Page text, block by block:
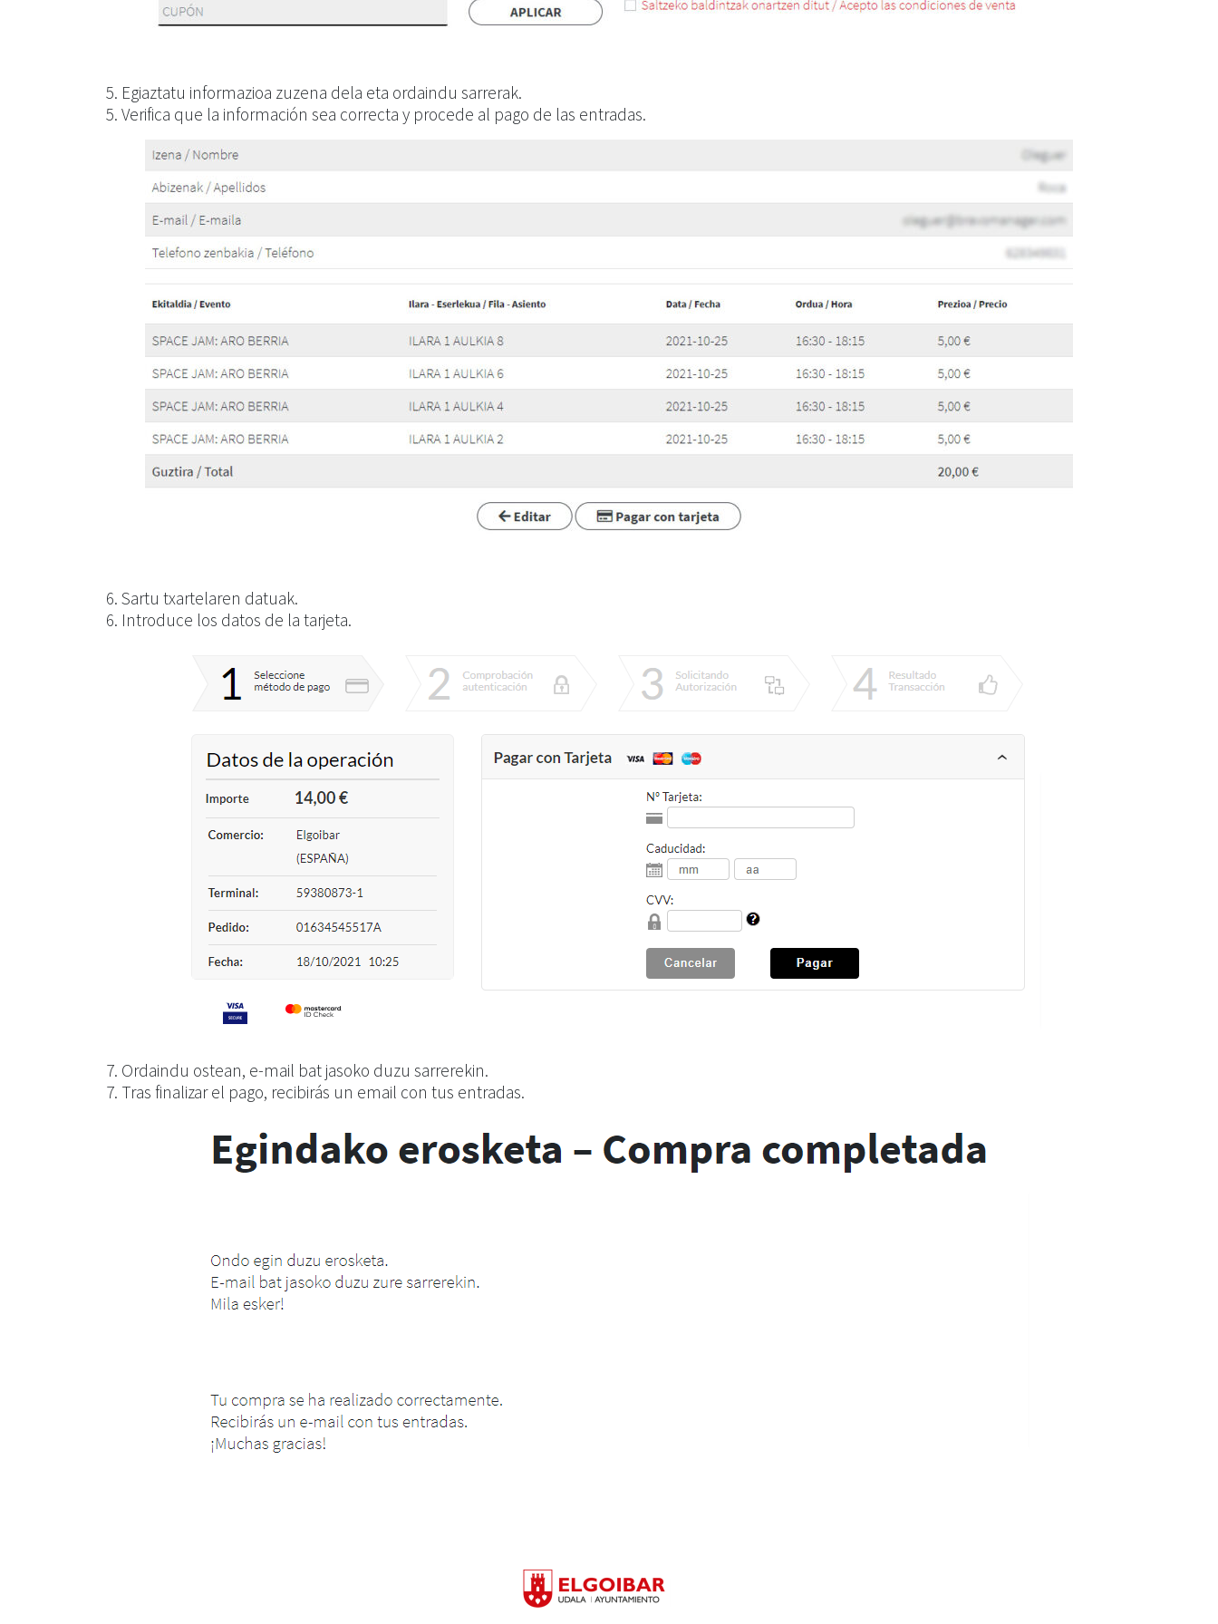
5. Egiaztatu informazioa zuzena dela eta ordaindu sarrerak.
5. Verifica que la información sea correcta y procede al pago de las entradas.
6. Sartu txartelaren datuak.
6. Introduce los datos de la tarjeta.
7. Ordaindu ostean, e-mail bat jasoko duzu sarrerekin.
7. Tras finalizar el pago, recibirás un email con tus entradas.